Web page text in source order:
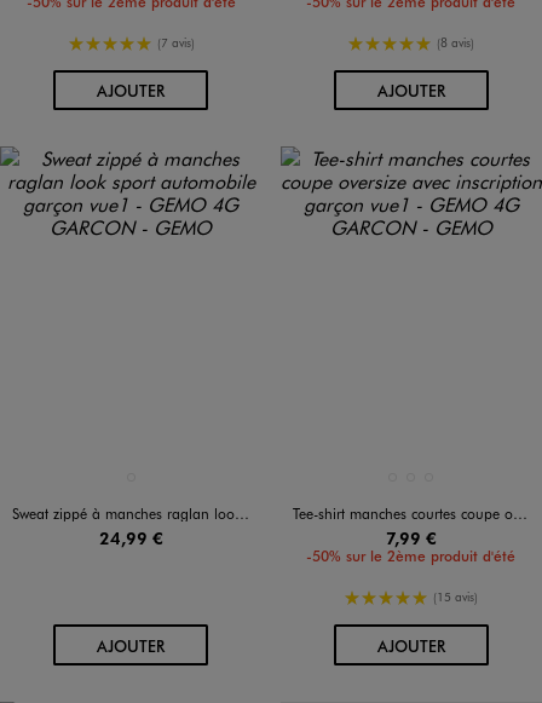
5/5 de moyenne
(7 avis)
AJOUTERAU PANIER
5/5 de moyenne
(8 avis)
AJOUTERAU PANIER
Sweat zippé à manches raglan look sport automobile garçon
24,99 €
AJOUTERAU PANIER
Tee-shirt manches courtes coupe oversize avec inscription garçon
7,99 €
-50% sur le 2ème produit d'été
5/5 de moyenne
(15 avis)
AJOUTERAU PANIER